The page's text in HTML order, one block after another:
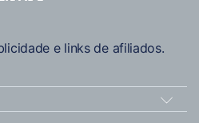
e links de afiliados.